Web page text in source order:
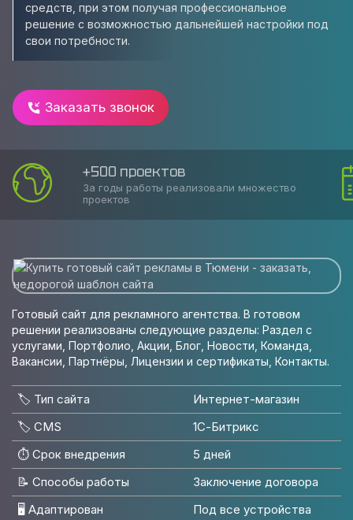
средств, при этом получая профессиональное
решение с возможностью дальнейшей настройки под
свои потребности.
Заказать звонок
+500 проектов
За годы работы реализовали множество
проектов
Готовый сайт для рекламного агентства. В готовом
решении реализованы следующие разделы: Раздел с
услугами, Портфолио, Акции, Блог, Новости, Команда,
Вакансии, Партнёры, Лицензии и сертификаты, Контакты.
🏷️ Тип сайта
Интернет-магазин
🏷️ CMS
1С-Битрикс
⏱️ Срок внедрения
5 дней
📝 Способы работы
Заключение договора
🖥 Адаптирован
Под все устройства